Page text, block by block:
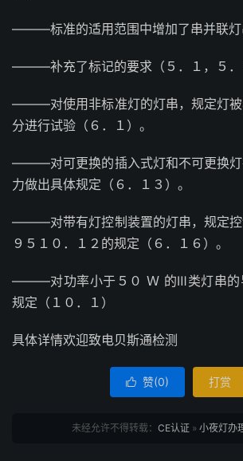
———标准的适用范围中增加了串并联灯
———补充了标记的要求（５．１，５．
———对使用非标准灯的灯串，规定灯被
分进行试验（６．１）。
———对可更换的插入式灯和不可更换灯
力做出具体规定（６．１３）。
———对带有灯控制装置的灯串，规定控
９５１０．１２的规定（６．１６）。
———对功率小于５０ Ｗ 的Ⅲ类灯串的
规定（１０．１）
具体详情欢迎致电贝斯通检测
 赞(0) 打赏
未经允许不得转载： CE认证 » 小夜灯办